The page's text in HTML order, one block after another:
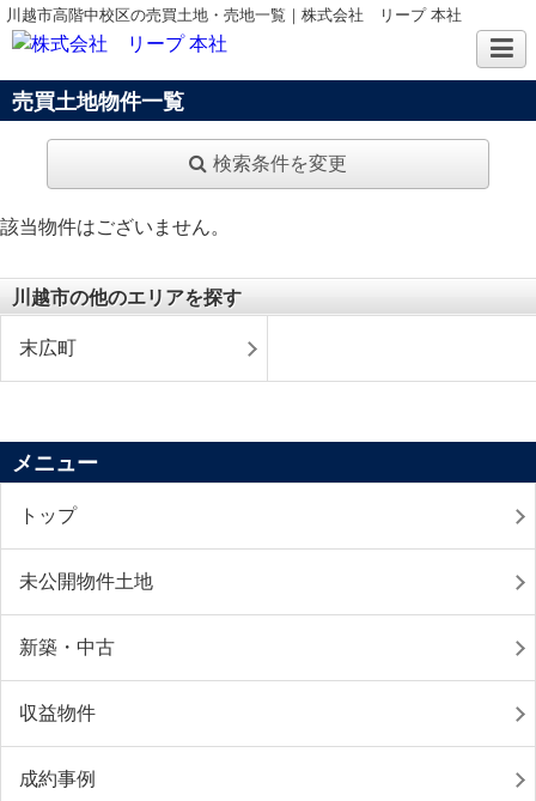
川越市高階中校区の売買土地・売地一覧｜株式会社 リープ 本社
売買土地物件一覧
検索条件を変更
該当物件はございません。
川越市の他のエリアを探す
末広町
メニュー
トップ
未公開物件土地
新築・中古
収益物件
成約事例